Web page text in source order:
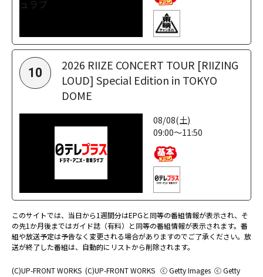
10
2026 RIIZE CONCERT TOUR [RIIZING
LOUD] Special Edition in TOKYO
DOME
08/08(土)
09:00～11:50
このサイトでは、当日から1週間分はEPGと同等の番組情報が表示され、そ
の先1か月後まではガイド誌（有料）と同等の番組情報が表示されます。番
組や放送予定は予告なく変更される場合がありますのでご了承ください。放
送が終了した番組は、自動的にリストから削除されます。
(C)UP-FRONT WORKS (C)UP-FRONT WORKS ⓒ Getty Images ⓒ Getty